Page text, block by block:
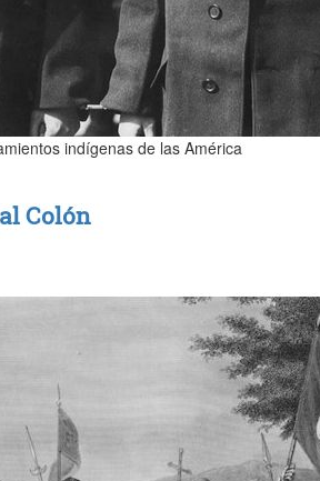
indígenas de las América
Colón